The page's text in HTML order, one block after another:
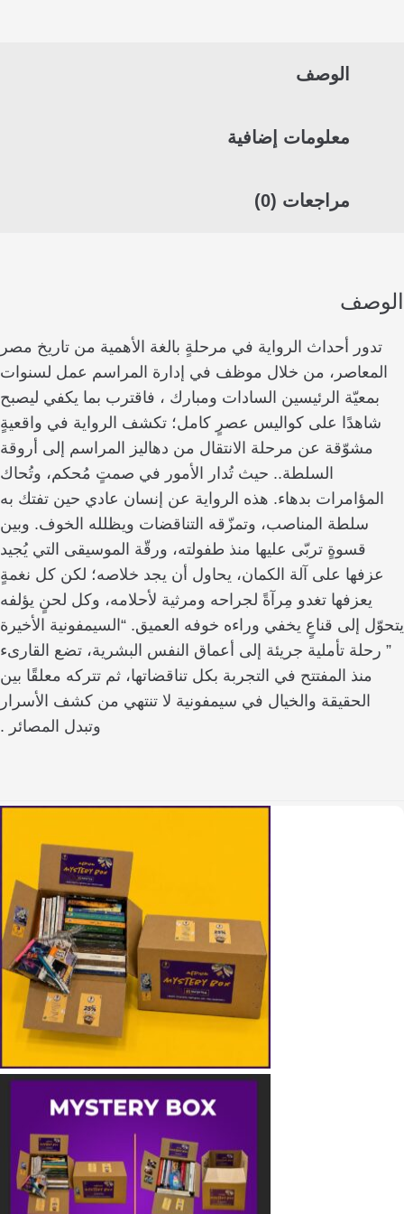
الوصف
معلومات إضافية
مراجعات (0)
أحداث الرواية في مرحلةٍ بالغة الأهمية من تاريخ مصر
من خلال موظف في إدارة المراسم عمل لسنوات
الرئيسين السادات ومبارك ، فاقترب بما يكفي ليصبح
على كواليس عصرٍ كامل؛ تكشف الرواية في واقعيةٍ
مشوّقة عن مرحلة الانتقال من دهاليز المراسم إلى أروقة
السلطة.. حيث تُدار الأمور في صمتٍ مُحكم، وتُحاك
بدهاء. هذه الرواية عن إنسان عادي حين تفتك به
سلطة المناصب، وتمزّقه التناقضات ويظلله الخوف. وبين
قسوةٍ تربّى عليها منذ طفولته، ورقّة الموسيقى التي يُجيد
على آلة الكمان، يحاول أن يجد خلاصه؛ لكن كل نغمةٍ
يعزفها تغدو مِرآةً لجراحه ومرثية لأحلامه، وكل لحنٍ يؤلفه
إلى قناعٍ يخفي وراءه خوفه العميق. “السيمفونية الأخيرة
تأملية جريئة إلى أعماق النفس البشرية، تضع القارىء
منذ المفتتح في التجربة بكل تناقضاتها، ثم تتركه معلقًا بين
الحقيقة والخيال في سيمفونية لا تنتهي من كشف الأسرار
وتبدل المصائر .